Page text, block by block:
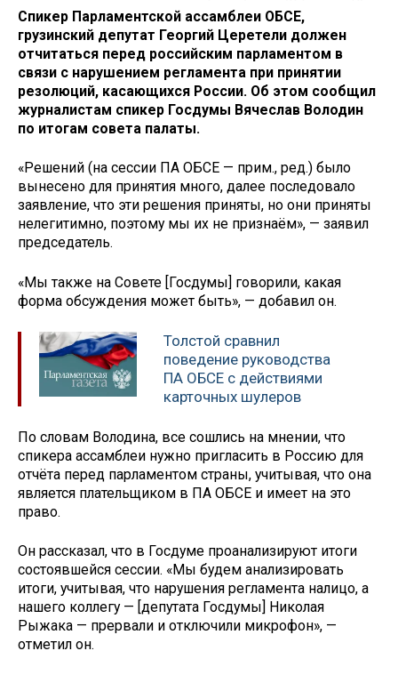
Спикер Парламентской ассамблеи ОБСЕ,
грузинский депутат Георгий Церетели должен
отчитаться перед российским парламентом в
связи с нарушением регламента при принятии
резолюций, касающихся России. Об этом сообщил
журналистам спикер Госдумы Вячеслав Володин
по итогам совета палаты.
«Решений (на сессии ПА ОБСЕ — прим., ред.) было
вынесено для принятия много, далее последовало
заявление, что эти решения приняты, но они приняты
нелегитимно, поэтому мы их не признаём», — заявил
председатель.
«Мы также на Совете [Госдумы] говорили, какая
форма обсуждения может быть», — добавил он.
Толстой сравнил
поведение руководства
ПА ОБСЕ с действиями
карточных шулеров
По словам Володина, все сошлись на мнении, что
спикера ассамблеи нужно пригласить в Россию для
отчёта перед парламентом страны, учитывая, что она
является плательщиком в ПА ОБСЕ и имеет на это
право.
Он рассказал, что в Госдуме проанализируют итоги
состоявшейся сессии. «Мы будем анализировать
итоги, учитывая, что нарушения регламента налицо, а
нашего коллегу — [депутата Госдумы] Николая
Рыжака — прервали и отключили микрофон», —
отметил он.